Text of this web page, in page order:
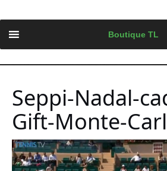
content
Boutique TL
Seppi-Nadal-
Gift-Monte-